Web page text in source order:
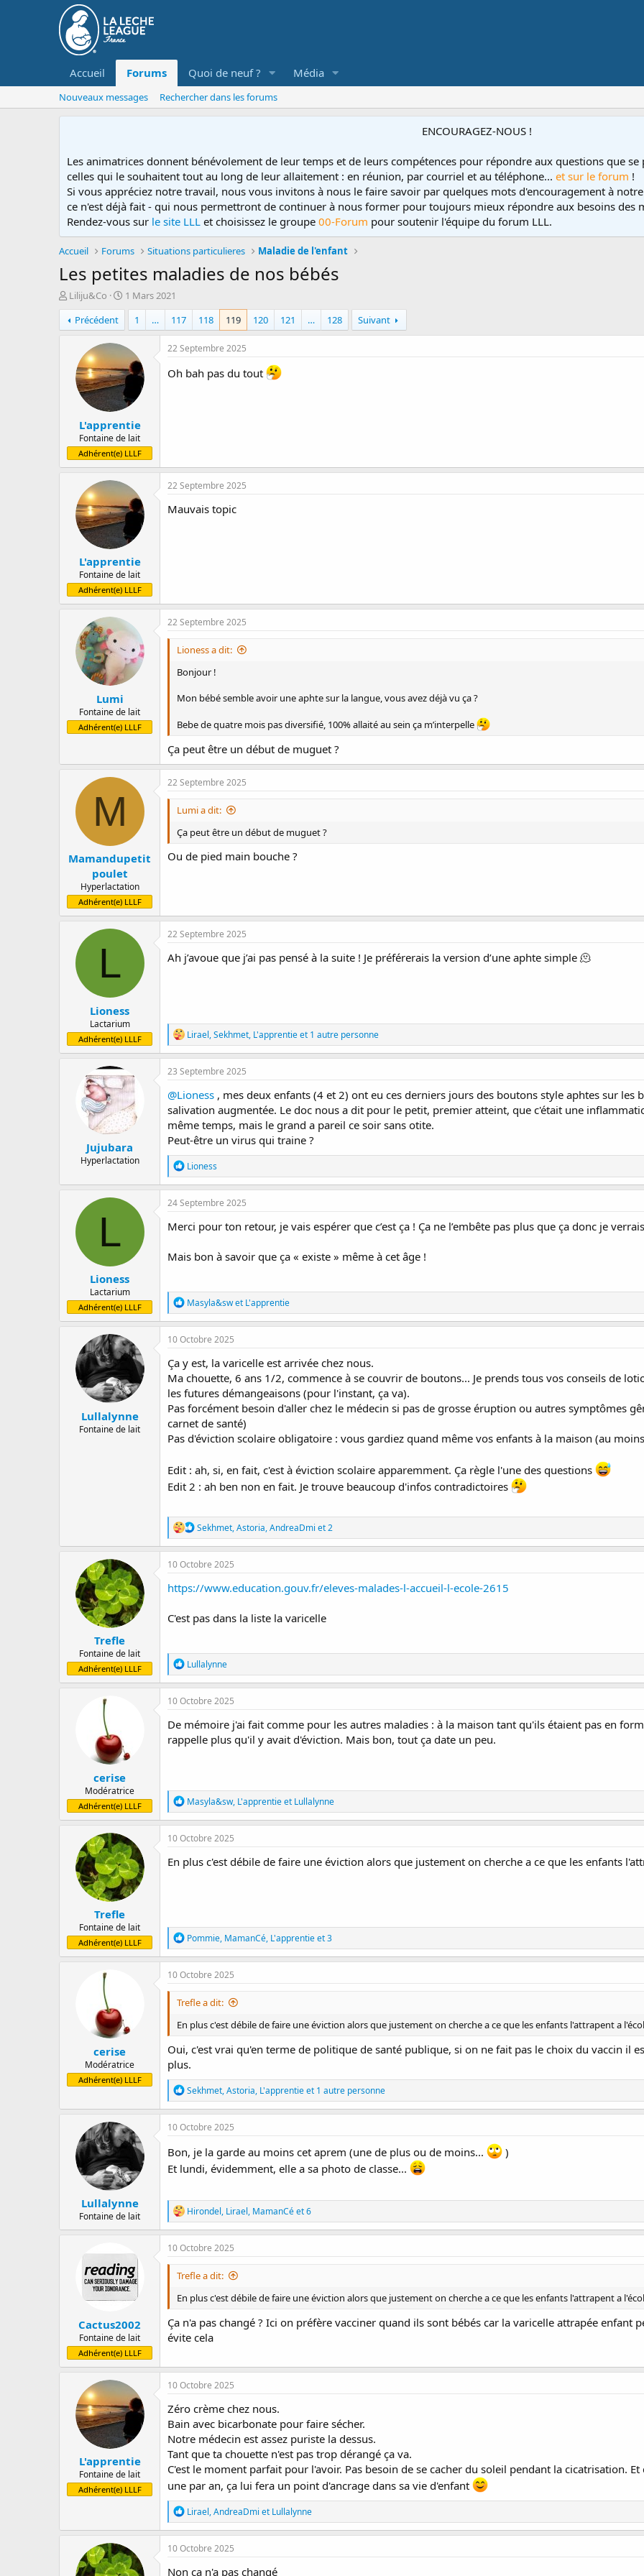
Accueil Forums Quoi de neuf ? Média
Nouveaux messages Rechercher dans les forums
ENCOURAGEZ-NOUS !
Les animatrices donnent bénévolement de leur temps et de leurs compétences pour répondre aux questions que
celles qui le souhaitent tout au long de leur allaitement : en réunion, par courriel et au téléphone... et sur le forum !
Si vous appréciez notre travail, nous vous invitons à nous le faire savoir par quelques mots d'encouragement à
ce n'est déjà fait - qui nous permettront de continuer à nous former pour toujours mieux répondre aux besoins des
Rendez-vous sur le site LLL et choisissez le groupe 00-Forum pour soutenir l'équipe du forum LLL.
Accueil Forums Situations particulieres Maladie de l'enfant
Les petites maladies de nos bébés
D
é
m
a
Liliju&Co
D
a
e
d
e
d
é
b
u
t
1 Mars 2021
Précédent
1 … 117 118 119 120 121 … 128 Suivant
L'apprentie
Fontaine de lait
Adhérent(e) LLLF
22 Septembre 2025
Oh bah pas du tout
L'apprentie
Fontaine de lait
Adhérent(e) LLLF
22 Septembre 2025
Mauvais topic
Lumi
Fontaine de lait
Adhérent(e) LLLF
22 Septembre 2025
Lioness a dit:
Bonjour !
Mon bébé semble avoir une aphte sur la langue, vous avez déjà vu ça ?
Bebe de quatre mois pas diversifié, 100% allaité au sein ça m’interpelle
Ça peut être un début de muguet ?
M
Mamandupetit
poulet
Hyperlactation
Adhérent(e) LLLF
22 Septembre 2025
Lumi a dit:
Ça peut être un début de muguet ?
Ou de pied main bouche ?
L
Lioness
Lactarium
Adhérent(e) LLLF
22 Septembre 2025
Ah j’avoue que j’ai pas pensé à la suite ! Je préférerais la version d’une aphte simple 🫠
R
é
a
c
i
o
n
s
:
Lirael,Sekhmet, L'apprentieet 1 autre personne
Jujubara
Hyperlactation
23 Septembre 2025
@Lioness , mes deux enfants (4 et 2) ont eu ces derniers jours des boutons style aphtes sur
salivation augmentée. Le doc nous a dit pour le petit, premier atteint, que c'était une
même temps, mais le grand a pareil ce soir sans otite.
Peut-être un virus qui traine ?
R
é
a
c
i
o
s
Lioness
L
Lioness
Lactarium
Adhérent(e) LLLF
24 Septembre 2025
Merci pour ton retour, je vais espérer que c’est ça ! Ça ne l’embête pas plus que ça donc je
Mais bon à savoir que ça « existe » même à cet âge !
R
é
a
c
i
o
n
s
:
Masyla&swet L'apprentie
Lullalynne
Fontaine de lait
10 Octobre 2025
Ça y est, la varicelle est arrivée chez nous.
Ma chouette, 6 ans 1/2, commence à se couvrir de boutons... Je prends tous vos conseils de
les futures démangeaisons (pour l'instant, ça va).
Pas forcément besoin d'aller chez le médecin si pas de grosse éruption ou autres symptômes
carnet de santé)
Pas d'éviction scolaire obligatoire : vous gardiez quand même vos enfants à la maison (au
Edit : ah, si, en fait, c'est à éviction scolaire apparemment. Ça règle l'une des questions
Edit 2 : ah ben non en fait. Je trouve beaucoup d'infos contradictoires
R
é
a
c
i
o
s
Sekhmet,Astoria,AndreaDmi et 2
Trefle
Fontaine de lait
Adhérent(e) LLLF
10 Octobre 2025
https://www.education.gouv.fr/eleves-malades-l-accueil-l-ecole-2615
C'est pas dans la liste la varicelle
R
é
a
c
i
o
n
Lullalynne
cerise
Modératrice
Adhérent(e) LLLF
10 Octobre 2025
De mémoire j'ai fait comme pour les autres maladies : à la maison tant qu'ils étaient pas en
rappelle plus qu'il y avait d'éviction. Mais bon, tout ça date un peu.
R
é
a
c
i
o
Masyla&sw, L'apprentieet Lullalynne
Trefle
Fontaine de lait
Adhérent(e) LLLF
10 Octobre 2025
En plus c'est débile de faire une éviction alors que justement on cherche a ce que les enfants
R
é
a
c
o
s
Pommie, MamanCé, L'apprentieet 3
cerise
Modératrice
Adhérent(e) LLLF
10 Octobre 2025
Trefle a dit:
En plus c'est débile de faire une éviction alors que justement on cherche a ce que les enfants l'attrapent a
Oui, c'est vrai qu'en terme de politique de santé publique, si on ne fait pas le choix du vaccin il
plus.
R
é
a
c
o
n
Sekhmet,Astoria, L'apprentieet 1 autre personne
Lullalynne
Fontaine de lait
10 Octobre 2025
Bon, je la garde au moins cet aprem (une de plus ou de moins...
)
Et lundi, évidemment, elle a sa photo de classe...
R
é
a
c
o
s
Hirondel, Lirael, MamanCéet 6
Cactus2002
Fontaine de lait
Adhérent(e) LLLF
10 Octobre 2025
Trefle a dit:
En plus c'est débile de faire une éviction alors que justement on cherche a ce que les enfants l'attrapent a
Ça n'a pas changé ? Ici on préfère vacciner quand ils sont bébés car la varicelle attrapée enfant
évite cela
L'apprentie
Fontaine de lait
Adhérent(e) LLLF
10 Octobre 2025
Zéro crème chez nous.
Bain avec bicarbonate pour faire sécher.
Notre médecin est assez puriste la dessus.
Tant que ta chouette n'est pas trop dérangé ça va.
C'est le moment parfait pour l'avoir. Pas besoin de se cacher du soleil pendant la cicatrisation.
une par an, ça lui fera un point d'ancrage dans sa vie d'enfant
R
é
a
c
i
Lirael,AndreaDmi et Lullalynne
10 Octobre 2025
Non ça n'a pas changé